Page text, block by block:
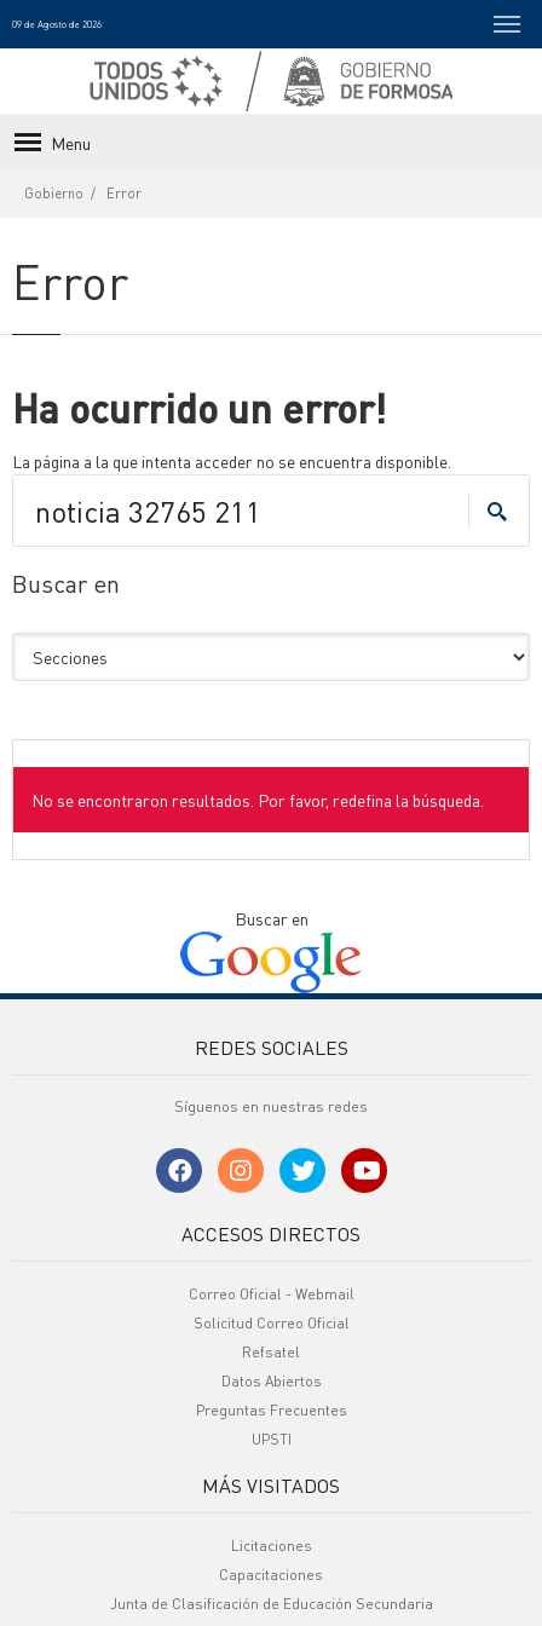
09 de Agosto de 2026
Menu
Gobierno Error
Error
Ha ocurrido un error!
La página a la que intenta acceder no se encuentra disponible.
Buscar en
No se encontraron resultados. Por favor, redefina la búsqueda.
Buscar en
REDES SOCIALES
Síguenos en nuestras redes
ACCESOS DIRECTOS
Correo Oficial - Webmail
Solicitud Correo Oficial
Refsatel
Datos Abiertos
Preguntas Frecuentes
UPSTI
MÁS VISITADOS
Licitaciones
Capacitaciones
Junta de Clasificación de Educación Secundaria